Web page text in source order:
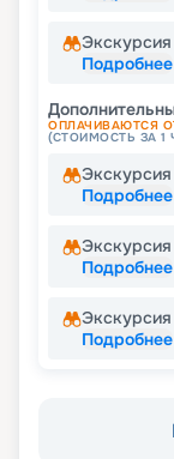
Подробнее
ОПЛАЧИВАЮТСЯ
(СТОИМОСТЬ ЗА 1
Подробнее
Подробнее
Подробнее